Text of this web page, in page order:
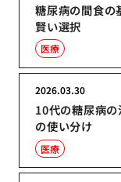
糖尿病の間食の
賢い選択
医療
10代の糖尿病
の使い分け
2026.03.30
医療